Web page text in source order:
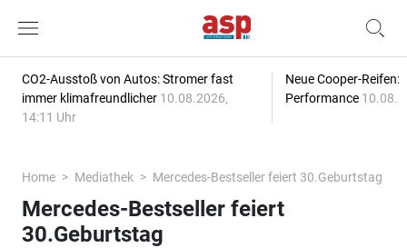
CO2-Ausstoß von Autos: Stromer fast
immer klimafreundlicher 10.08.2026,
14:11 Uhr
Neue Cooper-Reifen:
Performance
Home Mediathek Mercedes-Bestseller feiert 30.Geburtstag
Mercedes-Bestseller feiert
30.Geburtstag